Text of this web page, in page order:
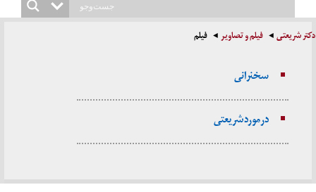
دکتر شریعتی فیلم و تصاویر فیلم
سخنرانی‌
در مورد شریعتی